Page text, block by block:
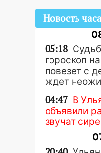
Новость часа
05:18
гороскоп
повезет с
ждет
04:47 В
объявили
звучат